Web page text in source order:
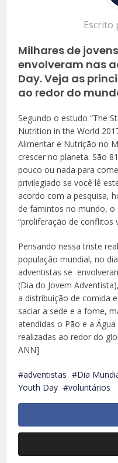
Escrito
Milhares de
envolveram nas
Day. Veja as
ao redor do
Segundo o estudo “The
Nutrition in the World
Alimentar e Nutrição no
crescer no planeta. São
pouco ou nada para
privilegiado se você lê
acordo com a pesquisa,
de famintos no mundo, o
“proliferação de conflitos
Pensando nessa triste
população mundial, no
adventistas se
(Dia do Jovem
a distribuição de comida
saciar a sede e a fome,
atendidas o Pão e a
realizadas ao redor do
ANN]
adventistas Dia
Youth Day
voluntários